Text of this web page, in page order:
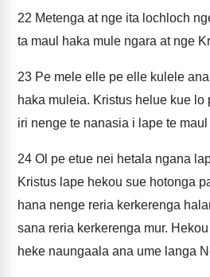
22 Metenga at nge ita lochloch
ta maul haka mule ngara at nge
23 Pe mele elle pe elle kulele
haka muleia. Kristus helue kue lo
iri nenge te nanasia i lape te
24 Ol pe etue nei hetala ngana
Kristus lape hekou sue hotonga
hana nenge reria kerkerenga
sana reria kerkerenga mur.
heke naungaala ana ume langa